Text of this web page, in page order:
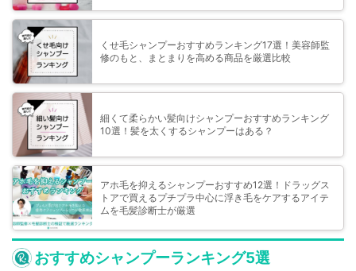
くせ毛シャンプーおすすめランキング17選！美容師監
修のもと、まとまりを高める商品を厳選比較
細くて柔らかい髪向けシャンプーおすすめランキング
10選！髪を太くするシャンプーはある？
アホ毛を抑えるシャンプーおすすめ12選！ドラッグス
トアで買えるプチプラ中心に浮き毛をケアするアイテ
ムを毛髪診断士が厳選
おすすめシャンプーランキング5選